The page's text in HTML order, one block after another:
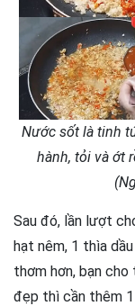
Nước sốt là tinh
hành, tỏi và ớt
Sau đó, lần lượt
hạt nêm, 1 thìa
thơm hơn, bạn
đẹp thì cần thêm 1